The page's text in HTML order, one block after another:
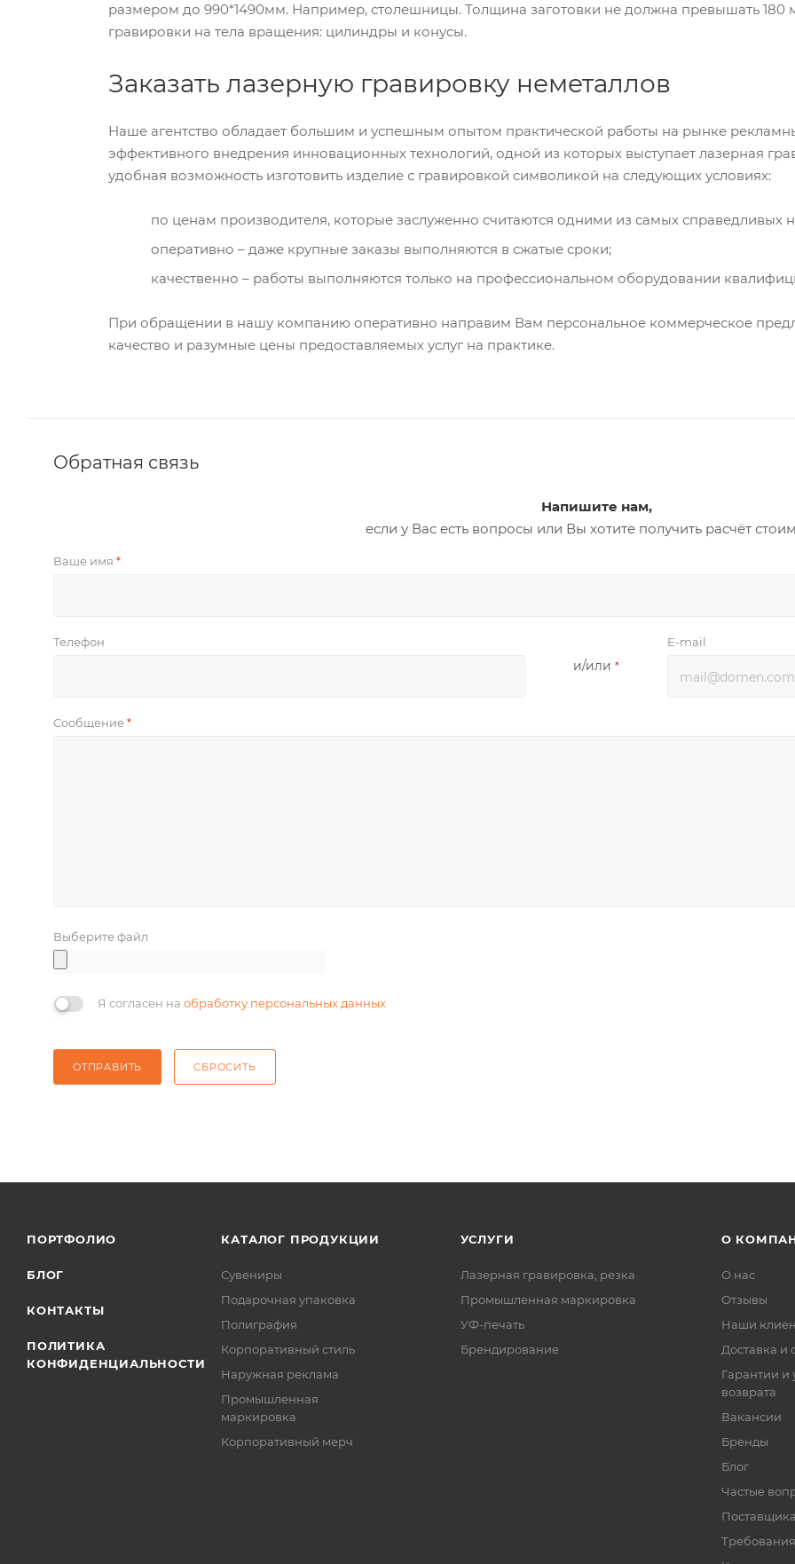
размером до 990*1490мм. Например, столешницы. Толщина заготовки не должна превышать 180
гравировки на тела вращения: цилиндры и конусы.
Заказать лазерную гравировку неметаллов
Наше агентство обладает большим и успешным опытом практической работы на рынке
эффективного внедрения инновационных технологий, одной из которых выступает лазерная
удобная возможность изготовить изделие с гравировкой символикой на следующих условиях:
по ценам производителя, которые заслуженно считаются одними из самых
оперативно – даже крупные заказы выполняются в сжатые сроки;
качественно – работы выполняются только на профессиональном оборудовании
При обращении в нашу компанию оперативно направим Вам персональное коммерческое
качество и разумные цены предоставляемых услуг на практике.
Обратная связь
Напишите нам,
если у Вас есть вопросы или Вы хотите получить расчёт
Ваше имя *
Телефон
и/или *
E-mail
Сообщение *
Выберите файл
Я согласен на обработку персональных данных
ОТПРАВИТЬ СБРОСИТЬ
ПОРТФОЛИО
БЛОГ
КОНТАКТЫ
ПОЛИТИКА
КОНФИДЕНЦИАЛЬНОСТИ
КАТАЛОГ ПРОДУКЦИИ
Сувениры
Подарочная упаковка
Полиграфия
Корпоративный стиль
Наружная реклама
Промышленная
маркировка
Корпоративный мерч
УСЛУГИ
Лазерная гравировка, резка
Промышленная маркировка
УФ-печать
Брендирование
О
О нас
Отзывы
Наши
Доставка и
Гарантии и
возврата
Вакансии
Бренды
Блог
Частые